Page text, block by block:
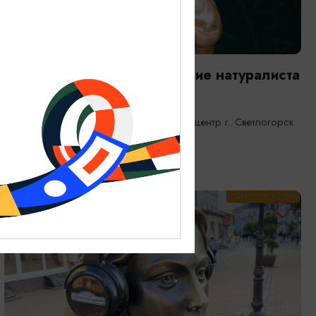
Янтарная каюта. Путешествие натуралиста
25.12.2025 - 31.12.2026
Светлогорск, Морской выставочный центр г. Светлогорск
ОТ 1200₽